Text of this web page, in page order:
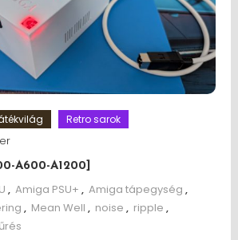
Retro sarok
A600-A1200]
, Amiga PSU+ , Amiga tápegység ,
, Mean Well , noise , ripple ,